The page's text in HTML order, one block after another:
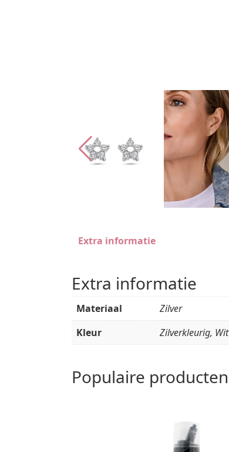
Extra informatie
Extra informatie
Materiaal
Zilver
Kleur
Zilverkleurig, Wit
Populaire producten